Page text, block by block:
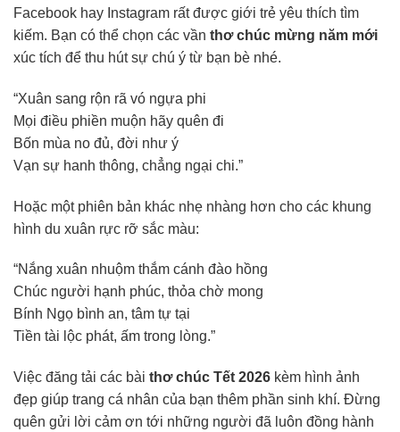
Facebook hay Instagram rất được giới trẻ yêu thích tìm
kiếm. Bạn có thể chọn các vần thơ chúc mừng năm mới
xúc tích để thu hút sự chú ý từ bạn bè nhé.
“Xuân sang rộn rã vó ngựa phi
Mọi điều phiền muộn hãy quên đi
Bốn mùa no đủ, đời như ý
Vạn sự hanh thông, chẳng ngại chi.”
Hoặc một phiên bản khác nhẹ nhàng hơn cho các khung
hình du xuân rực rỡ sắc màu:
“Nắng xuân nhuộm thắm cánh đào hồng
Chúc người hạnh phúc, thỏa chờ mong
Bính Ngọ bình an, tâm tự tại
Tiền tài lộc phát, ấm trong lòng.”
Việc đăng tải các bài thơ chúc Tết 2026 kèm hình ảnh
đẹp giúp trang cá nhân của bạn thêm phần sinh khí. Đừng
quên gửi lời cảm ơn tới những người đã luôn đồng hành